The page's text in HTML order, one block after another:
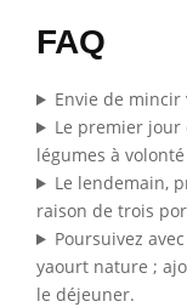
FAQ
Envie de mincir
Le premier jour
légumes à
Le lendemain,
raison de trois
Poursuivez
yaourt nature ;
le déjeuner.